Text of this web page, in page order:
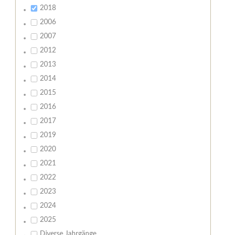
2018
2006
2007
2012
2013
2014
2015
2016
2017
2019
2020
2021
2022
2023
2024
2025